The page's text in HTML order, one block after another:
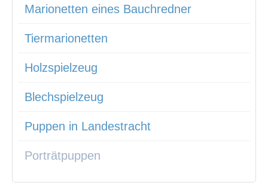
Marionetten eines Bauchredner
Tiermarionetten
Holzspielzeug
Blechspielzeug
Puppen in Landestracht
Porträtpuppen